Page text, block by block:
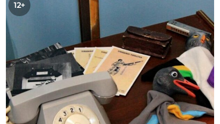
12+